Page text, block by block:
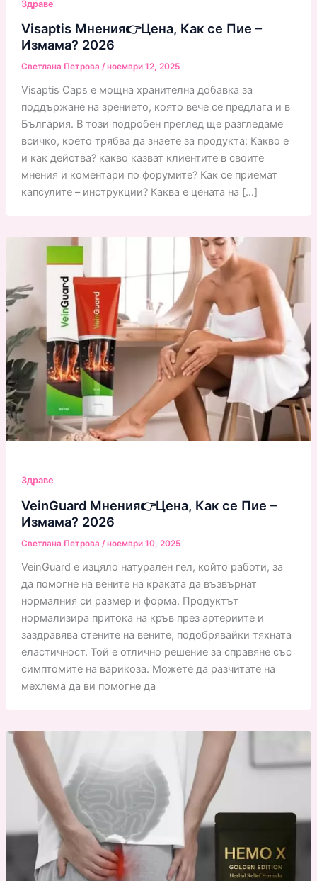
Здраве
Visaptis Мнения👉Цена, Как се Пие –
Измама? 2026
Светлана Петрова /ноември 12, 2025
Visaptis Caps е мощна хранителна добавка за
поддържане на зрението, която вече се предлага и в
България. В този подробен преглед ще разгледаме
всичко, което трябва да знаете за продукта: Какво е
и как действа? какво казват клиентите в своите
мнения и коментари по форумите? Как се приемат
капсулите – инструкции? Каква е цената на […]
Здраве
VeinGuard Мнения👉Цена, Как се Пие –
Измама? 2026
Светлана Петрова /ноември 10, 2025
VeinGuard е изцяло натурален гел, който работи, за
да помогне на вените на краката да възвърнат
нормалния си размер и форма. Продуктът
нормализира притока на кръв през артериите и
заздравява стените на вените, подобрявайки тяхната
еластичност. Той е отлично решение за справяне със
симптомите на варикоза. Можете да разчитате на
мехлема да ви помогне да